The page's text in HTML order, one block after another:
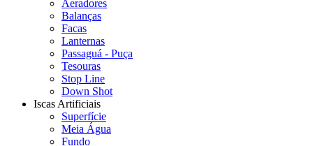
Aeradores
Balanças
Facas
Lanternas
Passaguá - Puça
Tesouras
Stop Line
Down Shot
Iscas Artificiais
Superfície
Meia Água
Fundo